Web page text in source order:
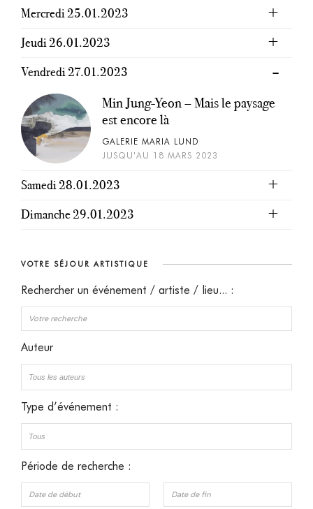
Mercredi 25.01.2023
Jeudi 26.01.2023
Vendredi 27.01.2023
Min Jung-Yeon – Mais le paysage
est encore là
GALERIE MARIA LUND
JUSQU'AU 18 MARS 2023
Samedi 28.01.2023
Dimanche 29.01.2023
VOTRE SÉJOUR ARTISTIQUE
Rechercher un événement / artiste / lieu... :
Auteur
Type d’événement :
Période de recherche :